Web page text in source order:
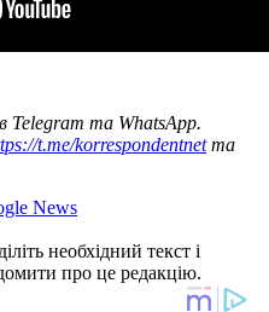
в Telegram та WhatsApp.
t.me/korrespondentnetта
News
необхідний текст і
про це редакцію.